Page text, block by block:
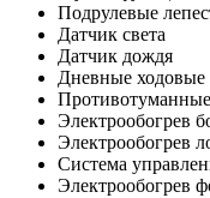
Подрулевые
Датчик света
Датчик дождя
Дневные ходовые
Электрообогрев
Электрообогрев
Система
Электрообогрев